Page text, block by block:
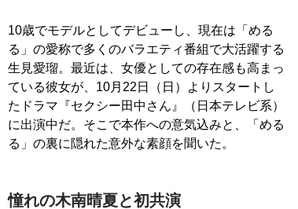
10歳でモデルとしてデビューし、現在は「める
る」の愛称で多くのバラエティ番組で大活躍する
生見愛瑠。最近は、女優としての存在感も高まっ
ている彼女が、10月22日（日）よりスタートし
たドラマ『セクシー田中さん』（日本テレビ系）
に出演中だ。そこで本作への意気込みと、「める
る」の裏に隠れた意外な素顔を聞いた。
憧れの木南晴夏と初共演